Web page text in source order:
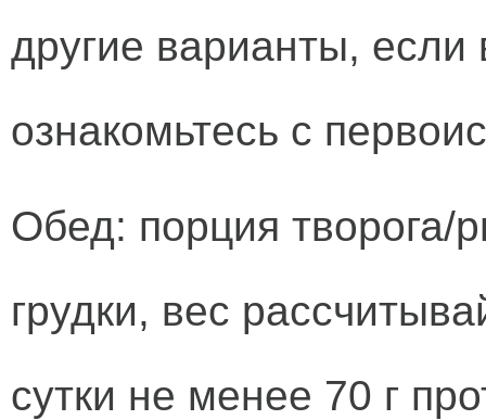
другие варианты, если
ознакомьтесь с
Обед: порция творога/
грудки, вес
сутки не менее 70 г